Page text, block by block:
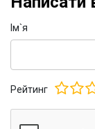
виробництві
стандартної
Iм`я
Рейтинг